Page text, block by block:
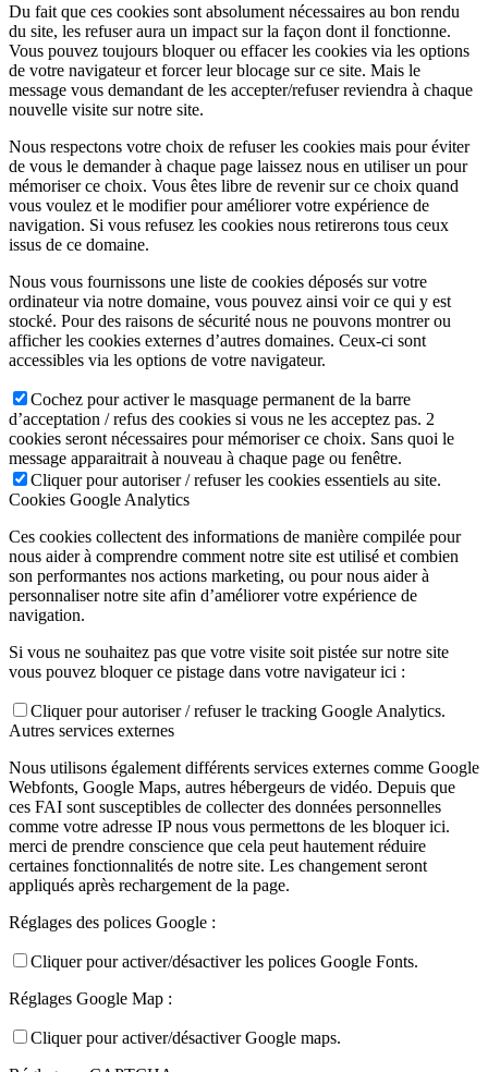
Du fait que ces cookies sont absolument nécessaires au bon rendu
du site, les refuser aura un impact sur la façon dont il fonctionne.
Vous pouvez toujours bloquer ou effacer les cookies via les options
de votre navigateur et forcer leur blocage sur ce site. Mais le
message vous demandant de les accepter/refuser reviendra à chaque
nouvelle visite sur notre site.
Nous respectons votre choix de refuser les cookies mais pour éviter
de vous le demander à chaque page laissez nous en utiliser un pour
mémoriser ce choix. Vous êtes libre de revenir sur ce choix quand
vous voulez et le modifier pour améliorer votre expérience de
navigation. Si vous refusez les cookies nous retirerons tous ceux
issus de ce domaine.
Nous vous fournissons une liste de cookies déposés sur votre
ordinateur via notre domaine, vous pouvez ainsi voir ce qui y est
stocké. Pour des raisons de sécurité nous ne pouvons montrer ou
afficher les cookies externes d’autres domaines. Ceux-ci sont
accessibles via les options de votre navigateur.
Cochez pour activer le masquage permanent de la barre
d’acceptation / refus des cookies si vous ne les acceptez pas. 2
cookies seront nécessaires pour mémoriser ce choix. Sans quoi le
message apparaitrait à nouveau à chaque page ou fenêtre.
Cliquer pour autoriser / refuser les cookies essentiels au site.
Cookies Google Analytics
Ces cookies collectent des informations de manière compilée pour
nous aider à comprendre comment notre site est utilisé et combien
son performantes nos actions marketing, ou pour nous aider à
personnaliser notre site afin d’améliorer votre expérience de
navigation.
Si vous ne souhaitez pas que votre visite soit pistée sur notre site
vous pouvez bloquer ce pistage dans votre navigateur ici :
Cliquer pour autoriser / refuser le tracking Google Analytics.
Autres services externes
Nous utilisons également différents services externes comme Google
Webfonts, Google Maps, autres hébergeurs de vidéo. Depuis que
ces FAI sont susceptibles de collecter des données personnelles
comme votre adresse IP nous vous permettons de les bloquer ici.
merci de prendre conscience que cela peut hautement réduire
certaines fonctionnalités de notre site. Les changement seront
appliqués après rechargement de la page.
Réglages des polices Google :
Cliquer pour activer/désactiver les polices Google Fonts.
Réglages Google Map :
Cliquer pour activer/désactiver Google maps.